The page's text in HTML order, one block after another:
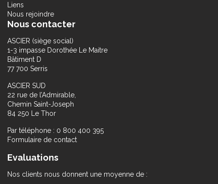
Liens
Nous rejoindre
Nous contacter
ASCIER (siège social)
1-3 impasse Dorothée Le Maitre
Bâtiment D
77 700 Serris
ASCIER SUD
22 rue de l’Admirable,
Chemin Saint-Joseph
84 250 Le Thor
Par téléphone : 0 800 400 395
Formulaire de contact
Evaluations
Nos clients nous donnent une moyenne de :